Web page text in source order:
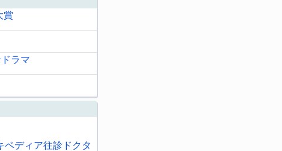
賞
ラマ
ペディア往診ドクタ